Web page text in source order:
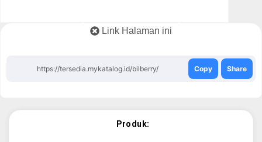
Link Halaman ini
https://tersedia.mykatalog.id/bilberry/ Copy Share
Produk: